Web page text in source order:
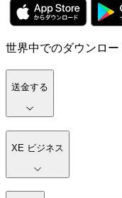
世界中でのダウンロ
送金する
XE ビジネス